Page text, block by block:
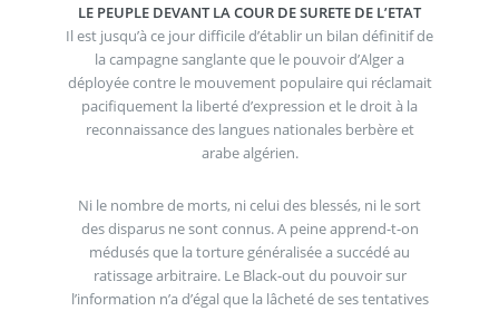
LE PEUPLE DEVANT LA COUR DE SURETE DE L’ETAT
Il est jusqu’à ce jour difficile d’établir un bilan définitif de
la campagne sanglante que le pouvoir d’Alger a
déployée contre le mouvement populaire qui réclamait
pacifiquement la liberté d’expression et le droit à la
reconnaissance des langues nationales berbère et
arabe algérien.
Ni le nombre de morts, ni celui des blessés, ni le sort
des disparus ne sont connus. A peine apprend-t-on
médusés que la torture généralisée a succédé au
ratissage arbitraire. Le Black-out du pouvoir sur
l’information n’a d’égal que la lâcheté de ses tentatives